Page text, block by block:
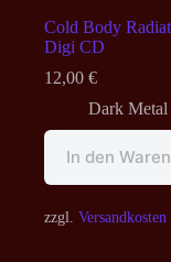
Cold Body
Digi CD
12,00 €
Dark Metal
In den
zzgl. Versandkosten